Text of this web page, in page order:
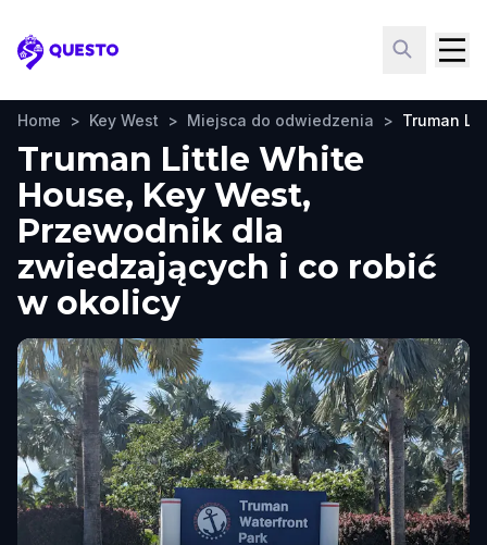
Questo
Home > Key West > Miejsca do odwiedzenia > Truman
Truman Little White
House, Key West,
Przewodnik dla
zwiedzających i co robić
w okolicy